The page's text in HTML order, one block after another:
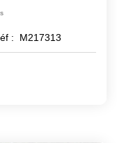
: M217313